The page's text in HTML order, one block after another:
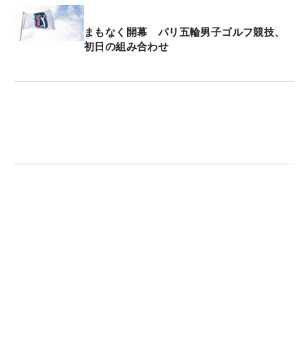
まもなく開幕 パリ五輪男子ゴルフ競技、
初日の組み合わせ